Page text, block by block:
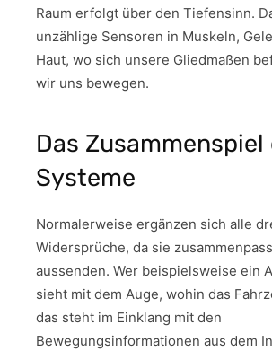
Raum erfolgt über den Tiefensinn.
unzählige Sensoren in Muskeln,
Haut, wo sich unsere Gliedmaßen
wir uns bewegen.
Das Zusammenspiel
Systeme
Normalerweise ergänzen sich alle
Widersprüche, da sie
aussenden. Wer beispielsweise ein
sieht mit dem Auge, wohin das
das steht im Einklang mit den
Bewegungsinformationen aus dem